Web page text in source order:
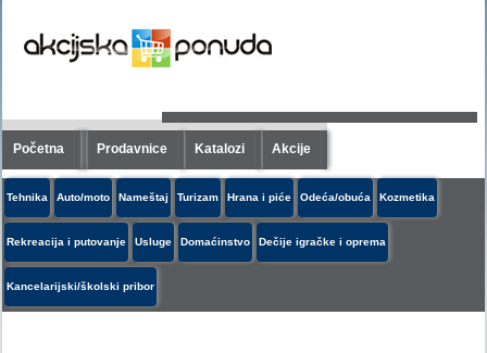
Početna Prodavnice Katalozi Akcije
Tehnika Auto/moto Nameštaj Turizam Hrana i piće Odeća/obuća Kozmetika
Rekreacija i putovanje Usluge Domaćinstvo Dečije igračke i oprema
Kancelarijski/školski pribor